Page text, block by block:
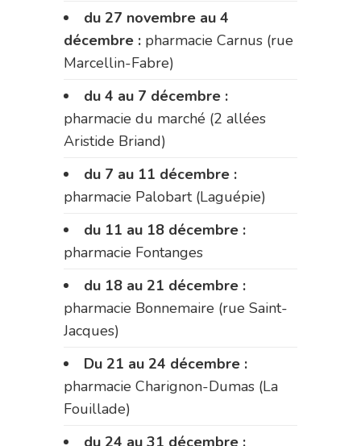
du 27 novembre au 4
décembre : pharmacie Carnus (rue
Marcellin-Fabre)
du 4 au 7 décembre :
pharmacie du marché (2 allées
Aristide Briand)
du 7 au 11 décembre :
pharmacie Palobart (Laguépie)
du 11 au 18 décembre :
pharmacie Fontanges
du 18 au 21 décembre :
pharmacie Bonnemaire (rue Saint-
Jacques)
Du 21 au 24 décembre :
pharmacie Charignon-Dumas (La
Fouillade)